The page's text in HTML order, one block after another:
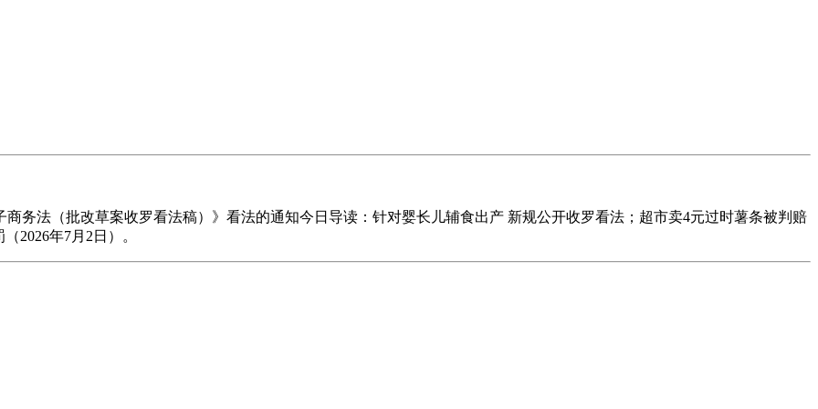
法（批改草案收罗看法稿）》看法的通知今日导读：针对婴长儿辅食出产 新规公开收罗看法；超市卖4元过时薯条被判赔
2026年7月2日）。